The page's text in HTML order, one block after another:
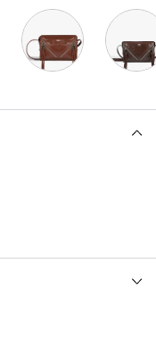
uma forma